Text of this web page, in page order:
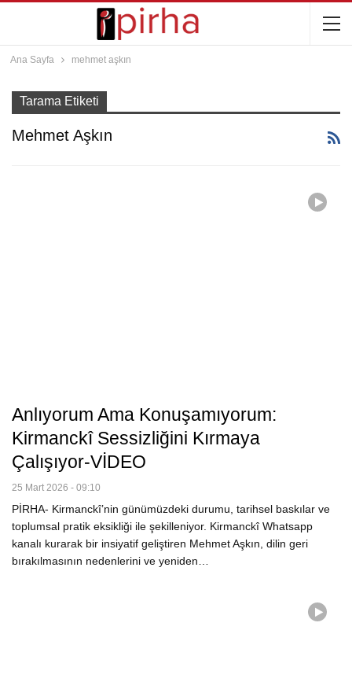
Ana Sayfa mehmet aşkın
Tarama Etiketi
Mehmet Aşkın
Anlıyorum Ama Konuşamıyorum:
Kirmanckî Sessizliğini Kırmaya
Çalışıyor-VİDEO
25 Mart 2026 - 09:10
PİRHA- Kirmanckî’nin günümüzdeki durumu, tarihsel baskılar ve
toplumsal pratik eksikliği ile şekilleniyor. Kirmanckî Whatsapp
kanalı kurarak bir insiyatif geliştiren Mehmet Aşkın, dilin geri
bırakılmasının nedenlerini ve yeniden…